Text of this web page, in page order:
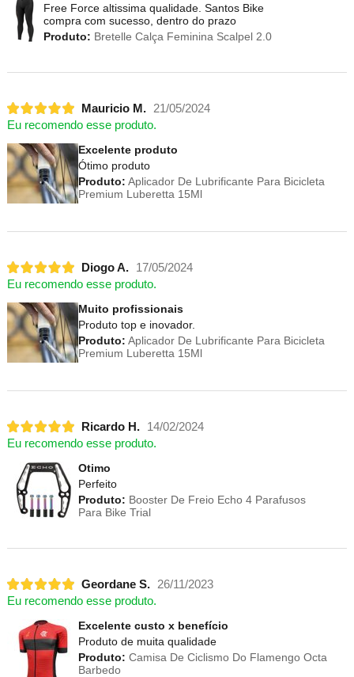
Free Force altissima qualidade. Santos Bike
compra com sucesso, dentro do prazo
Produto: Bretelle Calça Feminina Scalpel 2.0
Mauricio M.
21/05/2024
Eu recomendo esse produto.
Excelente produto
Ótimo produto
Produto: Aplicador De Lubrificante Para Bicicleta
Premium Luberetta 15Ml
Diogo A.
17/05/2024
Eu recomendo esse produto.
Muito profissionais
Produto top e inovador.
Produto: Aplicador De Lubrificante Para Bicicleta
Premium Luberetta 15Ml
Ricardo H.
14/02/2024
Eu recomendo esse produto.
Otimo
Perfeito
Produto: Booster De Freio Echo 4 Parafusos
Para Bike Trial
Geordane S.
26/11/2023
Eu recomendo esse produto.
Excelente custo x benefício
Produto de muita qualidade
Produto: Camisa De Ciclismo Do Flamengo Octa
Barbedo